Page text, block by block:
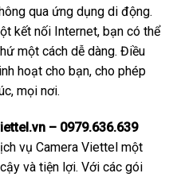
qua ứng dụng di động.
kết nối Internet, bạn có thể
một cách dễ dàng. Điều
hoạt cho bạn, cho phép
mọi nơi.
– 0979.636.639
vụ Camera Viettel một
và tiện lợi. Với các gói